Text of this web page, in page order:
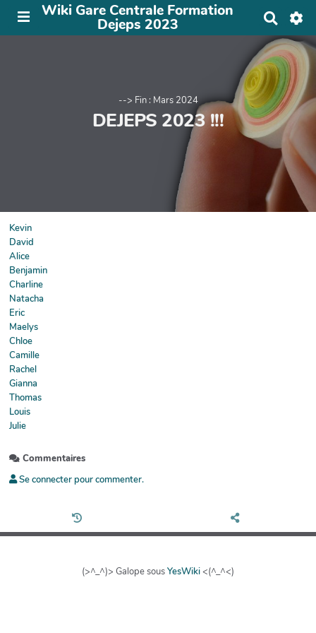
Wiki Gare Centrale Formation
Dejeps 2023
c
h
e
r
c
h
e
--> Fin : Mars 2024
DEJEPS 2023 !!!
Kevin
David
Alice
Benjamin
Charline
Natacha
Eric
Maelys
Chloe
Camille
Rachel
Gianna
Thomas
Louis
Julie
Commentaires
Se connecter pour commenter.
(>^_^)> Galope sousYesWiki<(^_^<)